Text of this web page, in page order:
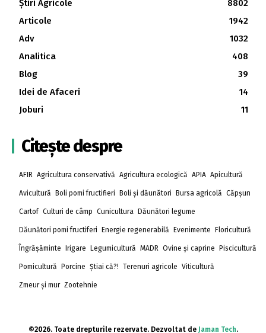
Știri Agricole
8802
Articole
1942
Adv
1032
Analitica
408
Blog
39
Idei de Afaceri
14
Joburi
11
Citește despre
AFIR Agricultura conservativă Agricultura ecologică APIA Apicultură
Avicultură Boli pomi fructifieri Boli și dăunători Bursa agricolă Căpșun
Cartof Culturi de câmp Cunicultura Dăunători legume
Dăunători pomi fructiferi Energie regenerabilă Evenimente Floricultură
Îngrășăminte Irigare Legumicultură MADR Ovine și caprine Piscicultură
Pomicultură Porcine Știai că?! Terenuri agricole Viticultură
Zmeur și mur Zootehnie
©2026. Toate drepturile rezervate. Dezvoltat de Jaman Tech.